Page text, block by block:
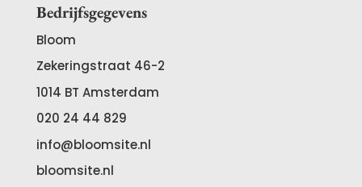
Bedrijfsgegevens
Bloom
Zekeringstraat 46-2
1014 BT Amsterdam
020 24 44 829
info@bloomsite.nl
bloomsite.nl